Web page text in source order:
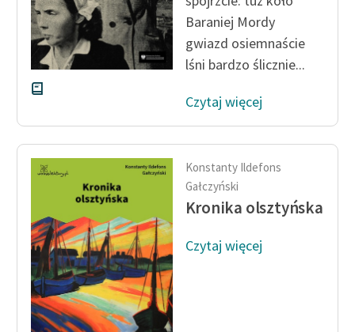
Zasady wykorzystania
Wolnych Lektur
Logotypy
Materiały promocyjne
Polityka prywatności
Regulamin biblioteki
Dane fundacji i
sprawozdania finansowe
Regulamin darowizn
Informacja o treściach
wrażliwych
Deklaracja dostępności
Baraniej Mordy
gwiazd osiemnaście
lśni bardzo ślicznie...
Czytaj więcej
Konstanty Ildefons
Gałczyński
Kronika olsztyńska
Czytaj więcej